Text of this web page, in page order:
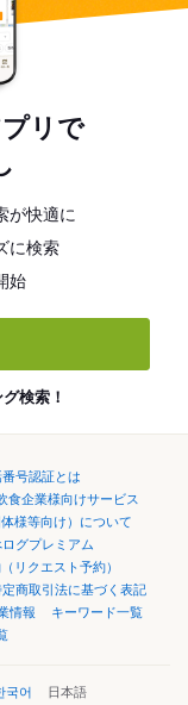
リで
が快適に
に検索
始
検索！
号認証とは
食企業様向けサービス
様等向け）について
グプレミアム
リクエスト予約）
定商取引法に基づく表記
情報
キーワード一覧
국어 日本語